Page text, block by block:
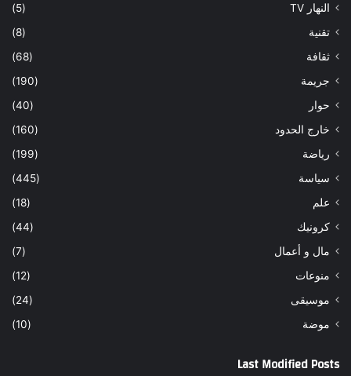
النهار TV
(5)
تقنية
(8)
ثقافة
(68)
جريمة
(190)
حوار
(40)
خارج الحدود
(160)
رياضة
(199)
سياسة
(445)
علم
(18)
كرونيك
(44)
مال و أعمال
(7)
منوعات
(12)
موسيقى
(24)
موضة
(10)
Last Modified Posts